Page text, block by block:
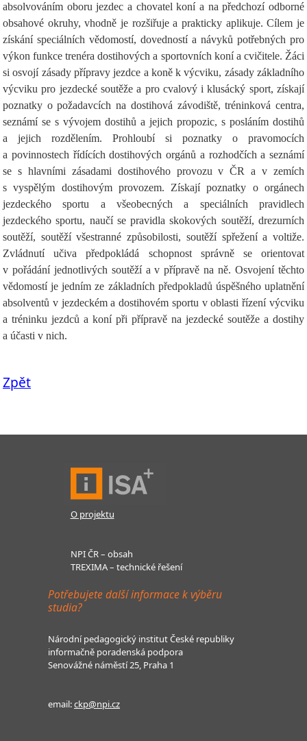
absolvováním oboru jezdec a chovatel koní a na předchozí odborné
obsahové okruhy, vhodně je rozšiřuje a prakticky aplikuje. Cílem je
získání speciálních vědomostí, dovedností a návyků potřebných pro
výkon funkce trenéra dostihových a sportovních koní a cvičitele. Žáci
si osvojí zásady přípravy jezdce a koně k výcviku, zásady základního
výcviku pro jezdecké soutěže a pro cvalový i klusácký sport, získají
poznatky o požadavcích na dostihová závodiště, tréninková centra,
seznámí se s vývojem dostihů a jejich propozic, s posláním dostihů
a jejich rozdělením. Prohloubí si poznatky o pravomocích
a povinnostech řídících dostihových orgánů a rozhodčích a seznámí
se s hlavními zásadami dostihového provozu v ČR a v zemích
s vyspělým dostihovým provozem. Získají poznatky o orgánech
jezdeckého sportu a všeobecných a speciálních pravidlech
jezdeckého sportu, naučí se pravidla skokových soutěží, drezurních
soutěží, soutěží všestranné způsobilosti, soutěží spřežení a voltiže.
Zvládnutí učiva předpokládá schopnost správně se orientovat
v pořádání jednotlivých soutěží a v přípravě na ně. Osvojení těchto
vědomostí je jedním ze základních předpokladů úspěšného uplatnění
absolventů v jezdeckém a dostihovém sportu v oblasti řízení výcviku
a tréninku jezdců a koní při přípravě na jezdecké soutěže a dostihy
a účasti v nich.
Zpět
O projektu
NPI ČR – obsah
TREXIMA – technické řešení
Potřebujete další informace k výběru
studia?
Národní pedagogický institut České republiky
informačně poradenská podpora
Senovážné náměstí 25, Praha 1
email:ckp@npi.cz